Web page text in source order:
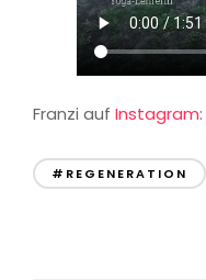
Franzi auf Instagram:
#REGENERATION